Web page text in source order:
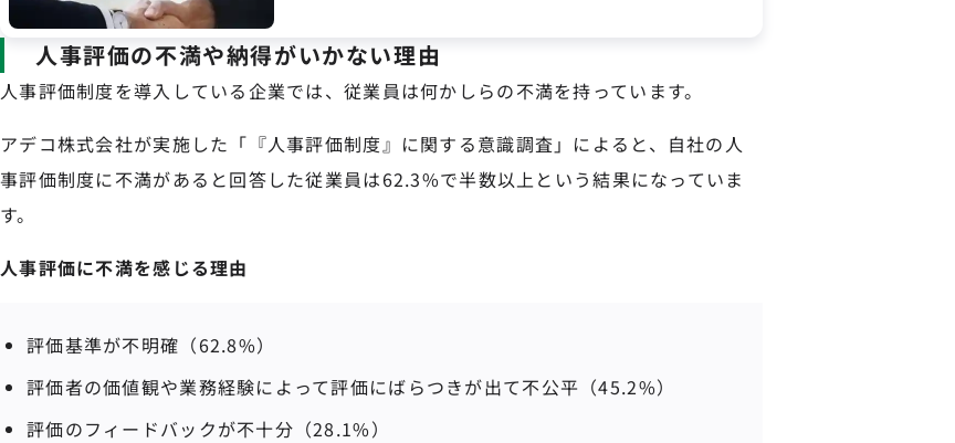
人事評価の不満や納得がいかない理由
人事評価制度を導入している企業では、従業員は何かしらの不満を持っています。
アデコ株式会社が実施した「『人事評価制度』に関する意識調査」によると、自社の人
事評価制度に不満があると回答した従業員は62.3%で半数以上という結果になっていま
す。
人事評価に不満を感じる理由
評価基準が不明確（62.8%）
評価者の価値観や業務経験によって評価にばらつきが出て不公平（45.2%）
評価のフィードバックが不十分（28.1%）